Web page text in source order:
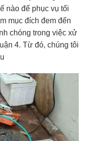
nào để phục vụ tối
mục đích đem đến
chóng trong việc xử
4. Từ đó, chúng tôi